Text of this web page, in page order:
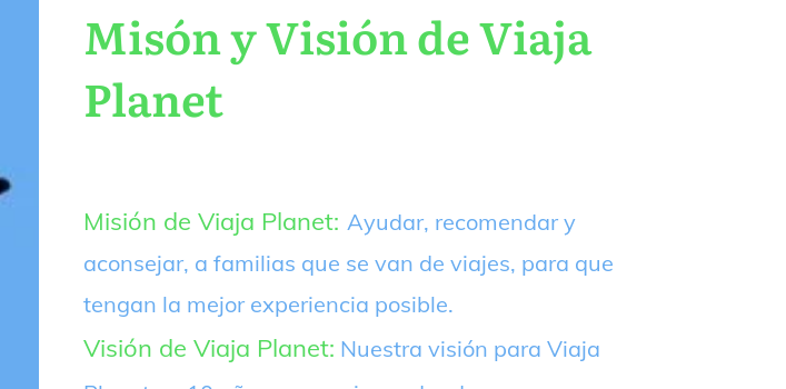
Misón y Visión de Viaja
Planet
Misión de Viaja Planet: Ayudar, recomendar y
aconsejar, a familias que se van de viajes, para que
tengan la mejor experiencia posible.
Visión de Viaja Planet: Nuestra visión para Viaja